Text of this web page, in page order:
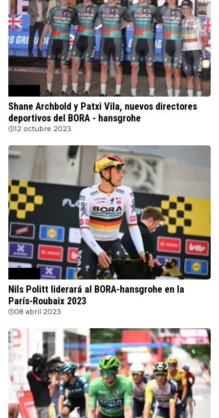
Shane Archbold y Patxi Vila, nuevos directores
deportivos del BORA - hansgrohe
12 octubre 2023
Nils Politt liderará al BORA-hansgrohe en la
París-Roubaix 2023
08 abril 2023